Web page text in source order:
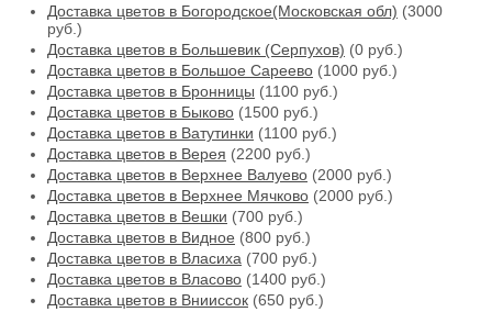
Доставка цветов в Богородское(Московская обл) (3000
руб.)
Доставка цветов в Большевик (Серпухов) (0 руб.)
Доставка цветов в Большое Сареево (1000 руб.)
Доставка цветов в Бронницы (1100 руб.)
Доставка цветов в Быково (1500 руб.)
Доставка цветов в Ватутинки (1100 руб.)
Доставка цветов в Верея (2200 руб.)
Доставка цветов в Верхнее Валуево (2000 руб.)
Доставка цветов в Верхнее Мячково (2000 руб.)
Доставка цветов в Вешки (700 руб.)
Доставка цветов в Видное (800 руб.)
Доставка цветов в Власиха (700 руб.)
Доставка цветов в Власово (1400 руб.)
Доставка цветов в Внииссок (650 руб.)